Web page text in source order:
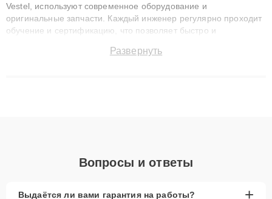
Vestel, используют современное оборудование и
оригинальные запчасти. Каждый инженер регулярно проходит
обучение и сертификацию, что позволяет быстро и
сохранением гарантии до 3 лет. Наши мастера решают
Развернуть
Вопросы и ответы
Выдаётся ли вами гарантия на работы? +